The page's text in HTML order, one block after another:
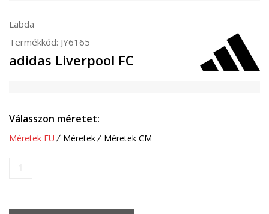
Labda
Termékkód: JY6165
adidas Liverpool FC
Válasszon méretet:
Méretek EU Méretek Méretek CM